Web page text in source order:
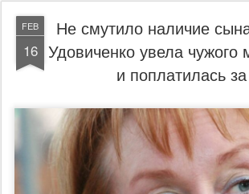
FEB
16
Не смутило наличие
Удовиченко увела чужого
и поплатилась